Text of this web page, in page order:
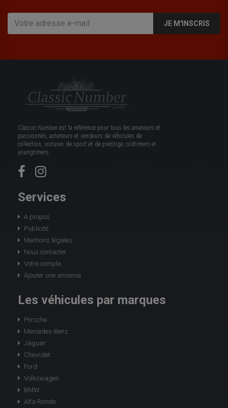
JE M'INSCRIS
Classic Number est la référence pour tous les amateurs et
passionnés, acheteurs et vendeurs de véhicules de
collection, voitures de sport et de prestige, oldtimers et
youngtimers.
Services
A propos
Publicité
Mentions légales
Nous contacter
Votre compte
Ajouter une annonce
Les véhicules par marques
Porsche
Mercedes-Benz
Jaguar
Chevrolet
Ford
Volkswagen
BMW
Alfa Roméo